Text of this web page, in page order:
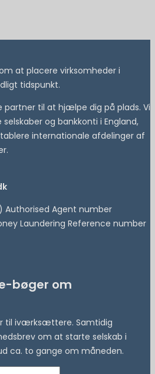
at placere virksomheder i
tidspunkt.
partner til at hjælpe dig på plads. Vi
og bankkonti i England,
internationale afdelinger af
Authorised Agent number
Laundering Reference number
bøger om
til iværksættere. Samtidig
om at starte selskab i
ca. to gange om måneden.